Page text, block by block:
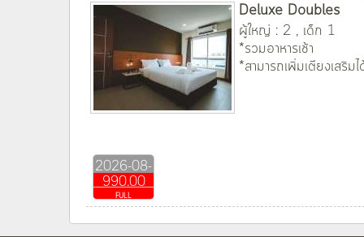
Deluxe Doubles
ผู้ใหญ่ : 2 , เด็ก 1
*รวมอาหารเช้า
*สามารถเพิ่มเตียงเสริม
2026-08-
08
990.00
FULL